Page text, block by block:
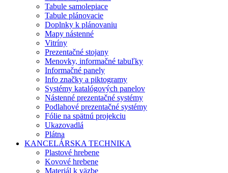
Tabule samolepiace
Tabule plánovacie
Doplnky k plánovaniu
Mapy nástenné
Vitríny
Prezentačné stojany
Menovky, informačné tabuľky
Informačné panely
Info značky a piktogramy
Systémy katalógových panelov
Nástenné prezentačné systémy
Podlahové prezentačné systémy
Fólie na spätnú projekciu
Ukazovadlá
Plátna
KANCELÁRSKA TECHNIKA
Plastové hrebene
Kovové hrebene
Materiál k väzbe